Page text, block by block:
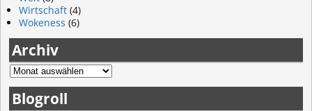
Wirtschaft (4)
Wokeness (6)
Archiv
Blogroll